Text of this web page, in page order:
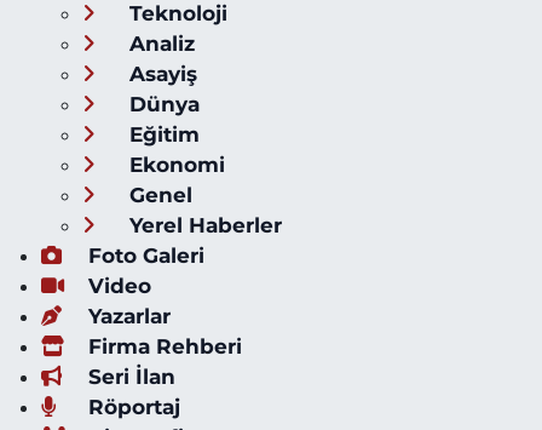
Teknoloji
Analiz
Asayiş
Dünya
Eğitim
Ekonomi
Genel
Yerel Haberler
Foto Galeri
Video
Yazarlar
Firma Rehberi
Seri İlan
Röportaj